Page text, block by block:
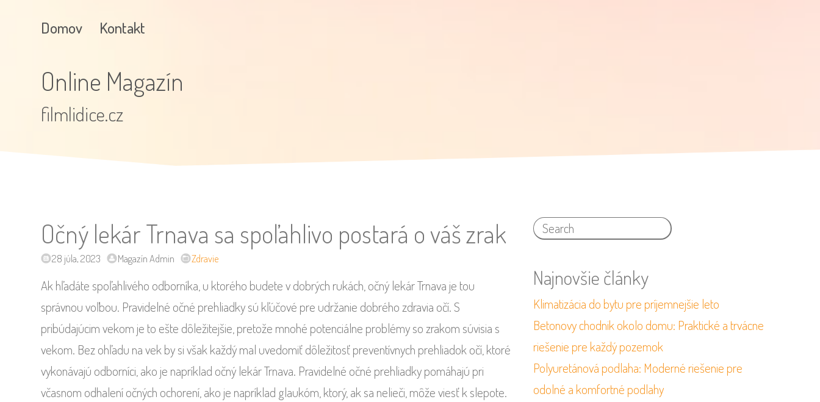
Domov Kontakt
Online Magazín
filmlidice.cz
Očný lekár Trnava sa spoľahlivo postará o váš zrak
28 júla, 2023 Magazín Admin Zdravie
Ak hľadáte spoľahlivého odborníka, u ktorého budete v dobrých rukách, očný lekár Trnava je tou
správnou voľbou. Pravidelné očné prehliadky sú kľúčové pre udržanie dobrého zdravia očí. S
pribúdajúcim vekom je to ešte dôležitejšie, pretože mnohé potenciálne problémy so zrakom súvisia s
vekom. Bez ohľadu na vek by si však každý mal uvedomiť dôležitosť preventívnych prehliadok očí, ktoré
vykonávajú odborníci, ako je napríklad očný lekár Trnava. Pravidelné očné prehliadky pomáhajú pri
včasnom odhalení očných ochorení, ako je napríklad glaukóm, ktorý, ak sa nelieči, môže viesť k slepote.
Najnovšie články
Klimatizácia do bytu pre príjemnejšie leto
Betonovy chodnik okolo domu: Praktické a trvácne
riešenie pre každý pozemok
Polyuretánová podlaha: Moderné riešenie pre
odolné a komfortné podlahy